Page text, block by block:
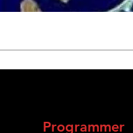
Programmer